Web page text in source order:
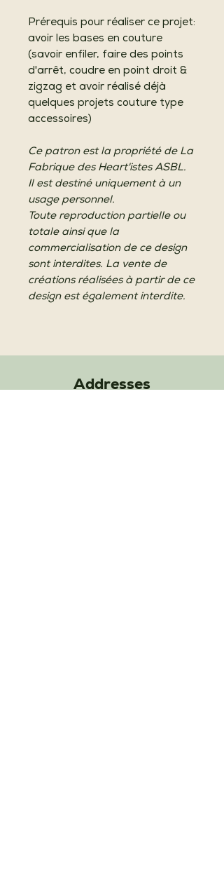
Prérequis pour réaliser ce projet:
avoir les bases en couture
(savoir enfiler, faire des points
d'arrêt, coudre en point droit &
zigzag et avoir réalisé déjà
quelques projets couture type
accessoires)
Ce patron est la propriété de La
Fabrique des Heart'istes ASBL.
Il est destiné uniquement à un
usage personnel.
Toute reproduction partielle ou
totale ainsi que la
commercialisation de ce design
sont interdites. La vente de
créations réalisées à partir de ce
design est également interdite.
Addresses